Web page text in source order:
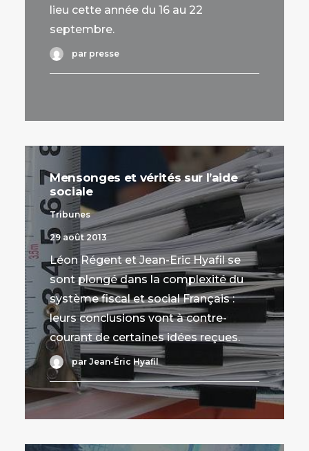
lieu cette année du 16 au 22
septembre.
par presse
Mensonges et vérités sur l’aide
sociale
Tribunes
29 août 2013
Léon Régent et Jean-Eric Hyafil se
sont plongé dans la complexité du
système fiscal et social Français :
leurs conclusions vont à contre-
courant de certaines idées reçues.
par Jean-Éric Hyafil